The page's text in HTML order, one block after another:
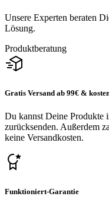
Unsere Experten beraten
Lösung.
Produktberatung
Gratis Versand ab 99€ &
Du kannst Deine Produkte
zurücksenden. Außerdem
keine Versandkosten.
Funktioniert-Garantie